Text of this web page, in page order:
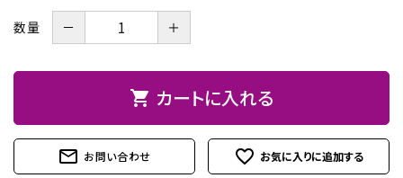
数量 － ＋
shopping_cart カートに入れる
mail_outline お問い合わせ favorite_outline